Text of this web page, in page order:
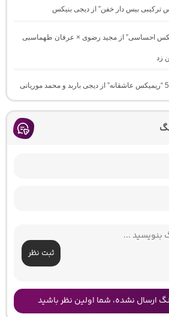
ترکیبی بیس دار خفن” از دیجی بنیکس
احساسی” از مجید رضوی × عرفان طهماسبی
زد
ثبت نظر
ارسال نشده، شما اولین نظر باشید